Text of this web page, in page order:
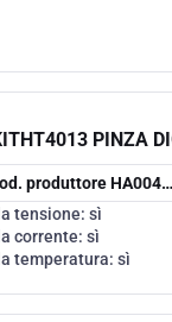
PINZA
produttore
tensione: sì
corrente: sì
temperatura: sì